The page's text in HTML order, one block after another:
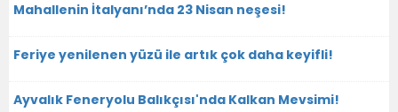
Mahallenin İtalyanı’nda 23 Nisan neşesi!
Feriye yenilenen yüzü ile artık çok daha keyifli!
Ayvalık Feneryolu Balıkçısı'nda Kalkan Mevsimi!